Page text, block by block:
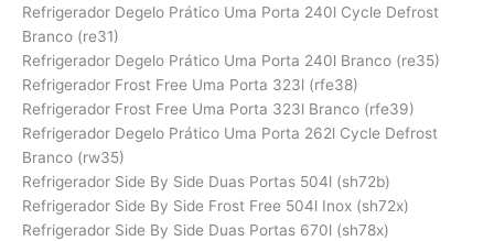
Refrigerador Degelo Prático Uma Porta 240l Cycle Defrost
Branco (re31)
Refrigerador Degelo Prático Uma Porta 240l Branco (re35)
Refrigerador Frost Free Uma Porta 323l (rfe38)
Refrigerador Frost Free Uma Porta 323l Branco (rfe39)
Refrigerador Degelo Prático Uma Porta 262l Cycle Defrost
Branco (rw35)
Refrigerador Side By Side Duas Portas 504l (sh72b)
Refrigerador Side By Side Frost Free 504l Inox (sh72x)
Refrigerador Side By Side Duas Portas 670l (sh78x)